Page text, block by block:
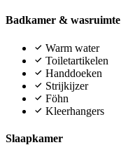
Badkamer & wasruimte
Warm water
Toiletartikelen
Handdoeken
Strijkijzer
Föhn
Kleerhangers
Slaapkamer